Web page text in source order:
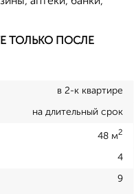
ТОЛЬКО ПОСЛЕ
в 2-к квартире
на длительный срок
48 м2
4
9